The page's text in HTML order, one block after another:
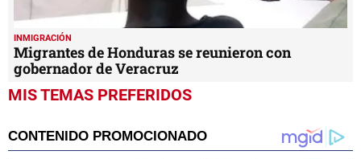
INMIGRACIÓN
Migrantes de Honduras se reunieron con
gobernador de Veracruz
MIS TEMAS PREFERIDOS